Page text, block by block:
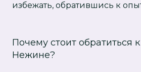
избежать, обратившись к
Почему стоит обратиться
Нежине?